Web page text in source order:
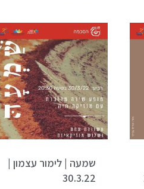
שמעה | לימור עצמון |
30.3.22